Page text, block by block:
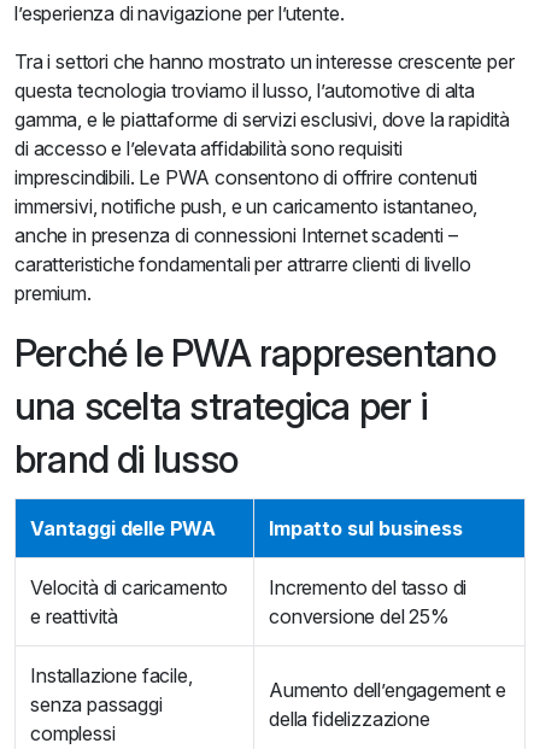
l’esperienza di navigazione per l’utente.
Tra i settori che hanno mostrato un interesse crescente per
questa tecnologia troviamo il lusso, l’automotive di alta
gamma, e le piattaforme di servizi esclusivi, dove la rapidità
di accesso e l’elevata affidabilità sono requisiti
imprescindibili. Le PWA consentono di offrire contenuti
immersivi, notifiche push, e un caricamento istantaneo,
anche in presenza di connessioni Internet scadenti –
caratteristiche fondamentali per attrarre clienti di livello
premium.
Perché le PWA rappresentano
una scelta strategica per i
brand di lusso
Vantaggi delle PWA Impatto sul business
Velocità di caricamento
e reattività
Incremento del tasso di
conversione del 25%
Installazione facile,
senza passaggi
complessi
Aumento dell’engagement e
della fidelizzazione